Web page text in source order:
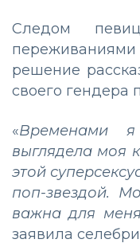
Следом
решение
своего гендера
«Временами
выглядела моя
этой
поп-звездой.
важна для
заявила